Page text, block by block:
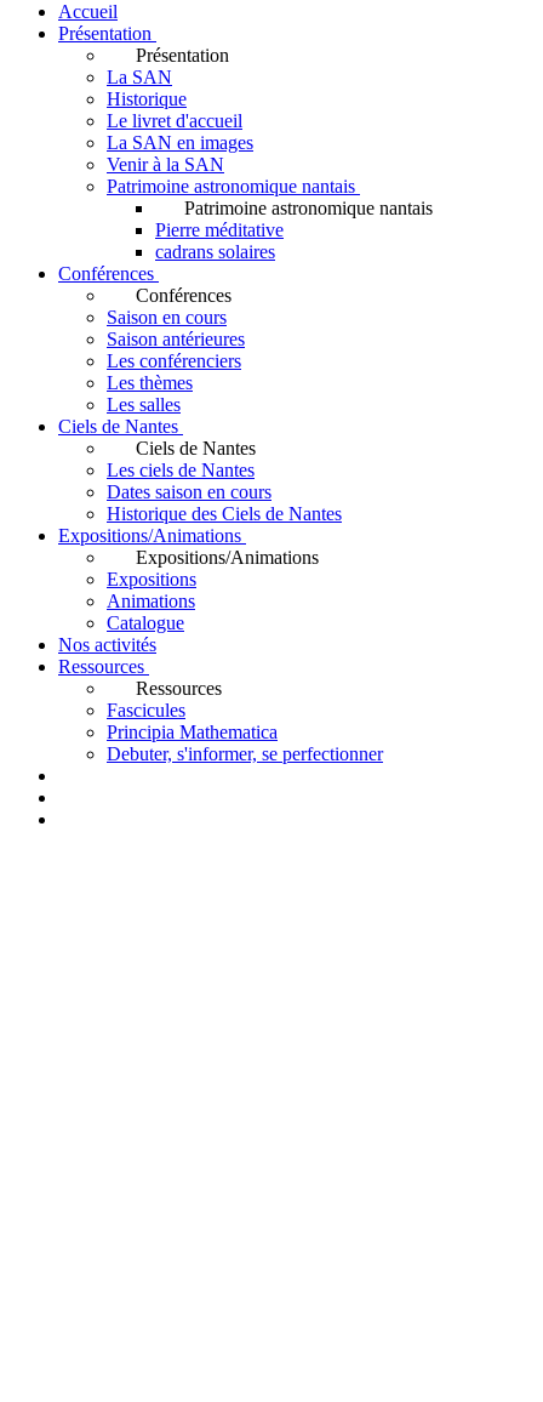
Accueil
Présentation
Présentation
La SAN
Historique
Le livret d'accueil
La SAN en images
Venir à la SAN
Patrimoine astronomique nantais
Patrimoine astronomique nantais
Pierre méditative
cadrans solaires
Conférences
Conférences
Saison en cours
Saison antérieures
Les conférenciers
Les thèmes
Les salles
Ciels de Nantes
Ciels de Nantes
Les ciels de Nantes
Dates saison en cours
Historique des Ciels de Nantes
Expositions/Animations
Expositions/Animations
Expositions
Animations
Catalogue
Nos activités
Ressources
Ressources
Fascicules
Principia Mathematica
Debuter, s'informer, se perfectionner